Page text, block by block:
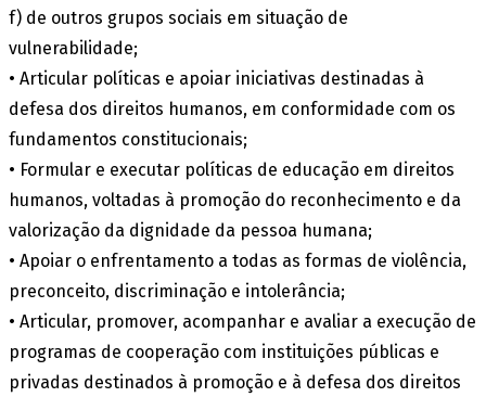
f) de outros grupos sociais em situação de
vulnerabilidade;
• Articular políticas e apoiar iniciativas destinadas à
defesa dos direitos humanos, em conformidade com os
fundamentos constitucionais;
• Formular e executar políticas de educação em direitos
humanos, voltadas à promoção do reconhecimento e da
valorização da dignidade da pessoa humana;
• Apoiar o enfrentamento a todas as formas de violência,
preconceito, discriminação e intolerância;
• Articular, promover, acompanhar e avaliar a execução de
programas de cooperação com instituições públicas e
privadas destinados à promoção e à defesa dos direitos